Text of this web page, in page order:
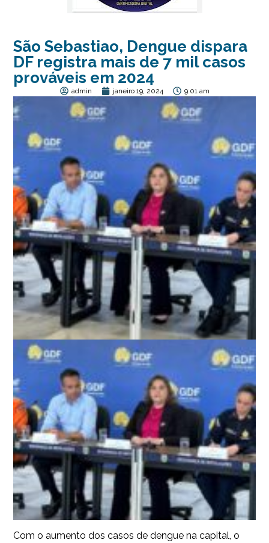
São Sebastiao, Dengue dispara
DF registra mais de 7 mil casos
prováveis em 2024
admin janeiro 19, 2024 9:01 am
Com o aumento dos casos de dengue na capital, o